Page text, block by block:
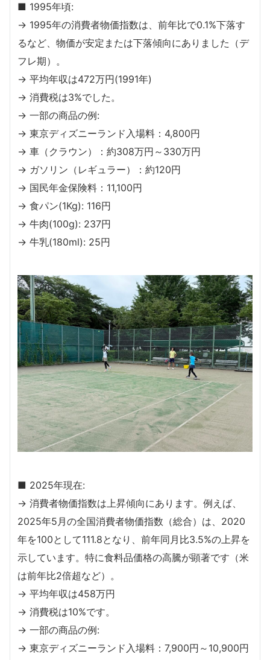
■ 1995年頃:
→ 1995年の消費者物価指数は、前年比で0.1%下落す
るなど、物価が安定または下落傾向にありました（デ
フレ期）。
→ 平均年収は472万円(1991年)
→ 消費税は3%でした。
→ 一部の商品の例:
→ 東京ディズニーランド入場料：4,800円
→ 車（クラウン）：約308万円～330万円
→ ガソリン（レギュラー）：約120円
→ 国民年金保険料：11,100円
→ 食パン(1Kg): 116円
→ 牛肉(100g): 237円
→ 牛乳(180ml): 25円
■ 2025年現在:
→ 消費者物価指数は上昇傾向にあります。例えば、
2025年5月の全国消費者物価指数（総合）は、2020
年を100として111.8となり、前年同月比3.5%の上昇を
示しています。特に食料品価格の高騰が顕著です（米
は前年比2倍超など）。
→ 平均年収は458万円
→ 消費税は10%です。
→ 一部の商品の例:
→ 東京ディズニーランド入場料：7,900円～10,900円